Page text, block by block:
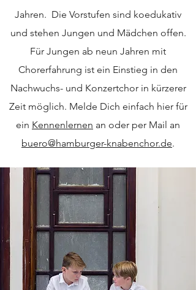
Jahren. Die Vorstufen sind koedukativ
und stehen Jungen und Mädchen offen.
Für Jungen ab neun Jahren mit
Chorerfahrung ist ein Einstieg in den
Nachwuchs- und Konzertchor in kürzerer
Zeit möglich. Melde Dich einfach hier für
ein Kennenlernen an oder per Mail an
buero@hamburger-knabenchor.de.